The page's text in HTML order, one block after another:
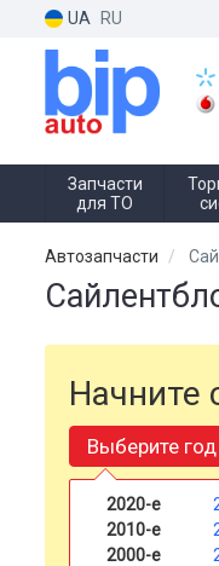
UA RU
Запчасти
для ТО
Автозапчасти
Начните
Выберите год
2020-е
2010-е
2000-е